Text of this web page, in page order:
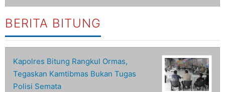
BERITA BITUNG
Kapolres Bitung Rangkul Ormas,
Tegaskan Kamtibmas Bukan Tugas
Polisi Semata